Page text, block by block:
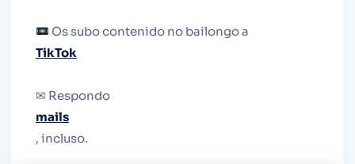
Os subo contenido no bailongo a
TikTok
✉ Respondo
mails
, incluso.